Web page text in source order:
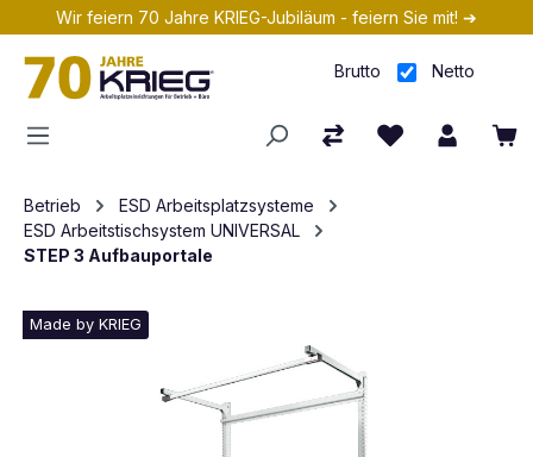
Zum Hauptinhalt springen
Wir feiern 70 Jahre KRIEG-Jubiläum - feiern Sie mit! ➔
Brutto Netto
Betrieb
ESD Arbeitsplatzsysteme
ESD Arbeitstischsystem UNIVERSAL
STEP 3 Aufbauportale
Made by KRIEG